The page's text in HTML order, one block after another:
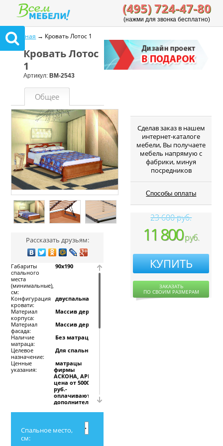
(495) 724-47-80
(нажми для звонка бесплатно)
Главная → Кровать Лотос 1
Кровать Лотос
1
Артикул: ВМ-2543
Общее
Рассказать друзьям:
Габариты
спального
места
(минимальные),
см:
90x190
Конфигурация
кровати:
двуспальная
Материал
корпуса:
Массив дерева
Материал
фасада:
Массив дерева
Наличие
матраца:
Без матраца
Целевое
назначение:
Для спальни
Ценные
указания:
матрацы
фирмы
АСКОНА, АРМОС
цена от 5000
руб.-
оплачиваются
дополнительно.
выполнена в
классическом стиле.
Спальное место,
см:
Cделав заказ в нашем
интернет-каталоге
мебели, Вы получаете
мебель напрямую с
фабрики, минуя
посредников
Способы оплаты
23 600 руб.
11 800руб.
КУПИТЬ
ЗАКАЗАТЬ
ПО СВОИМ РАЗМЕРАМ